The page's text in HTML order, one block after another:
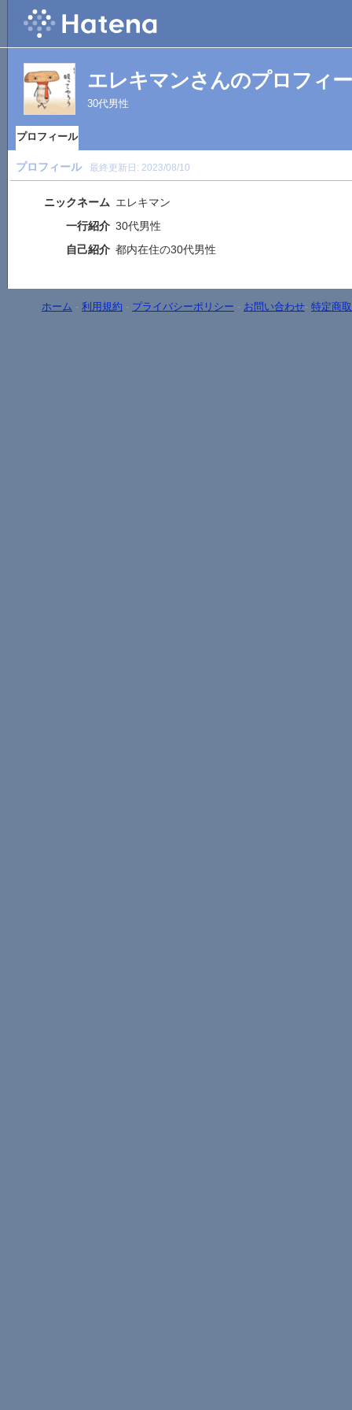
エレキマンさんのプロフィ
30代男性
プロフィール
プロフィール 最終更新日: 2023/08/10
ニックネーム エレキマン
一行紹介 30代男性
自己紹介 都内在住の30代男性
ホーム - 利用規約 - プライバシーポリシー - お問い合わせ- 特定商